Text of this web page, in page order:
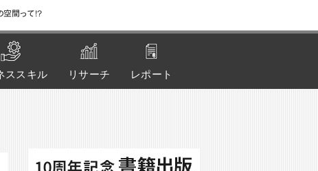
空間って!?
ススキル リサーチ レポート